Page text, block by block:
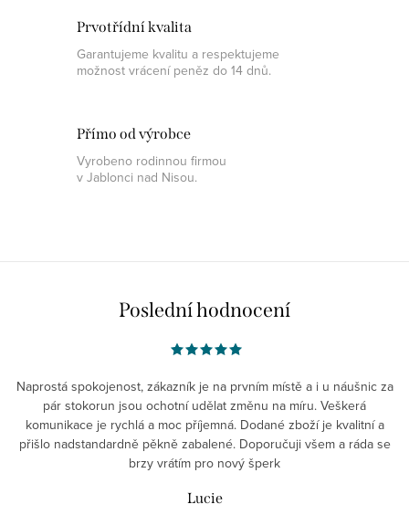
Prvotřídní kvalita
Garantujeme kvalitu a respektujeme
možnost vrácení peněz do 14 dnů.
Přímo od výrobce
Vyrobeno rodinnou firmou
v Jablonci nad Nisou.
Poslední hodnocení
Naprostá spokojenost, zákazník je na prvním místě a i u náušnic za
pár stokorun jsou ochotní udělat změnu na míru. Veškerá
komunikace je rychlá a moc příjemná. Dodané zboží je kvalitní a
přišlo nadstandardně pěkně zabalené. Doporučuji všem a ráda se
brzy vrátím pro nový šperk
Lucie